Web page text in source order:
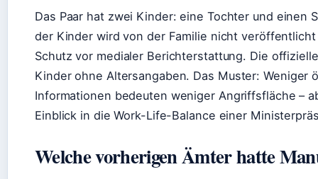
Das Paar hat zwei Kinder: eine Tochter und einen
der Kinder wird von der Familie nicht
Schutz vor medialer Berichterstattung. Die
Kinder ohne Altersangaben. Das Muster: Weniger
Informationen bedeuten weniger Angriffsfläche –
Einblick in die Work-Life-Balance einer
Welche vorherigen Ämter hatte